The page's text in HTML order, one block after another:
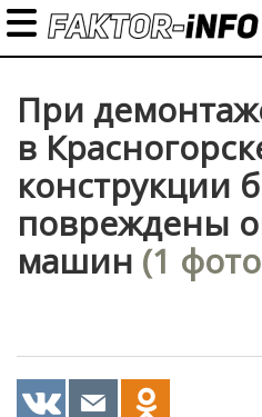
При
в
конструкции
повреждены
машин (1